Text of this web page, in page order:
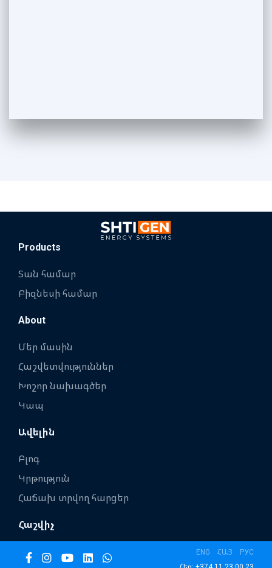
Products
Տան համար
Բիզնեսի համար
About
Մեր մասին
Հաշվետվություններ
Խոշոր նախագծեր
Կապ
Ավելին
Բլոգ
Կրթություն
Հաճախ տրվող հարցեր
Հաշվիչ
ENG ՀԱՅ
РУС